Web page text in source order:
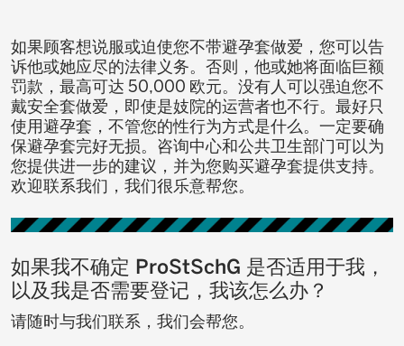
如果顾客想说服或迫使您不带避孕套做爱，您可以告
诉他或她应尽的法律义务。否则，他或她将面临巨额
罚款，最高可达 50,000 欧元。没有人可以强迫您不
戴安全套做爱，即使是妓院的运营者也不行。最好只
使用避孕套，不管您的性行为方式是什么。一定要确
保避孕套完好无损。咨询中心和公共卫生部门可以为
您提供进一步的建议，并为您购买避孕套提供支持。
欢迎联系我们，我们很乐意帮您。
如果我不确定 ProStSchG 是否适用于我，
以及我是否需要登记，我该怎么办？
请随时与我们联系，我们会帮您。